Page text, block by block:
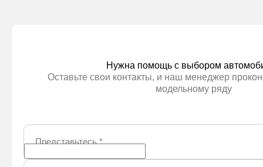
Нужна помощь с выбором
Оставьте свои контакты, и наш менеджер
модельному ряду
Представьтесь*